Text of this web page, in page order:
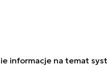
informacje na temat